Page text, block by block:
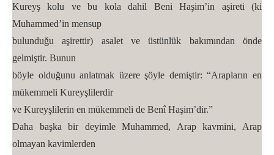
Kureyş kolu ve bu kola dahil Beni Haşim’in aşireti (ki
Muhammed’in mensup
bulunduğu aşirettir) asalet ve üstünlük bakımından önde
gelmiştir. Bunun
böyle olduğunu anlatmak üzere şöyle demiştir: “Arapların en
mükemmeli Kureyşlilerdir
ve Kureyşlilerin en mükemmeli de Benî Haşim’dir.”
Daha başka bir deyimle Muhammed, Arap kavmini, Arap
olmayan kavimlerden